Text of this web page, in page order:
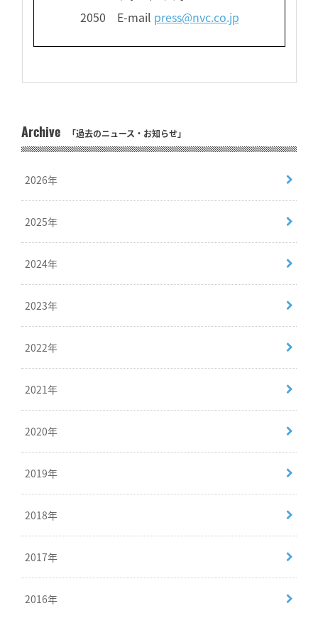
2050 E-mail press@nvc.co.jp
Archive 「過去のニュース・お知らせ」
2026年
2025年
2024年
2023年
2022年
2021年
2020年
2019年
2018年
2017年
2016年